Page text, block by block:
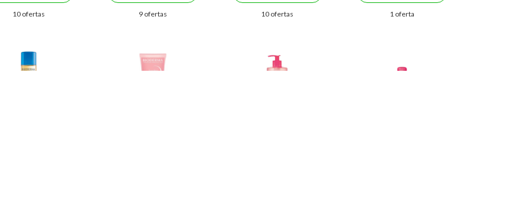
10 ofertas 9 ofertas 10 ofertas 1 oferta